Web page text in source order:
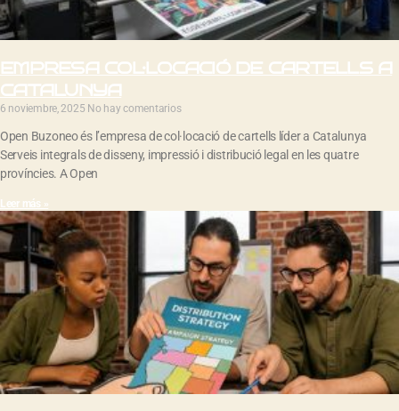
EMPRESA COL·LOCACIÓ DE CARTELLS A
CATALUNYA
6 noviembre, 2025 No hay comentarios
Open Buzoneo és l’empresa de col·locació de cartells líder a Catalunya
Serveis integrals de disseny, impressió i distribució legal en les quatre
províncies. A Open
Leer más »